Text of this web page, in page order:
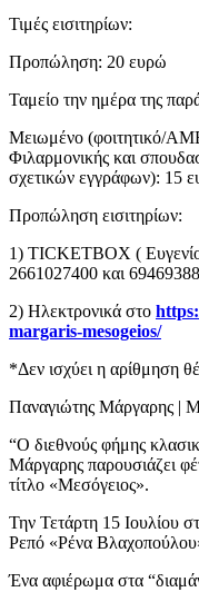
Τιμές εισιτηρίων:
Προπώληση: 20 ευρώ
Ταμείο την ημέρα της
Μειωμένο (φοιτητικό/
Φιλαρμονικής και
σχετικών εγγράφων): 15
Προπώληση εισιτηρίων:
1) TICKETBOX (
2661027400 και
2) Ηλεκτρονικά στο
margaris-mesogeios/
*Δεν ισχύει η αρίθμηση
Παναγιώτης Μάργαρης |
“Ο διεθνούς φήμης
Μάργαρης παρουσιάζει
τίτλο «Μεσόγειος».
Την Τετάρτη 15 Ιουλίου
Ρεπό «Ρένα
Ένα αφιέρωμα στα